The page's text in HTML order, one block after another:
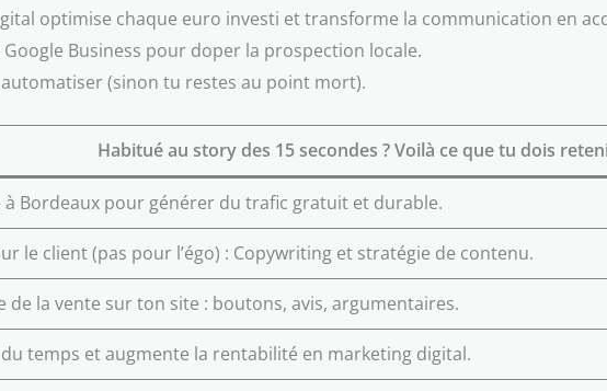
optimise chaque euro investi et transforme la communication en
Business pour doper la prospection locale.
(sinon tu restes au point mort).
Habitué au story des 15 secondes ? Voilà ce que tu dois
à Bordeaux pour générer du trafic gratuit et durable.
le client (pas pour l’égo) : Copywriting et stratégie de contenu.
de la vente sur ton site : boutons, avis, argumentaires.
temps et augmente la rentabilité en marketing digital.